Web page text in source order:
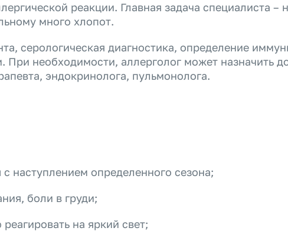
реакции. Главная задача специалиста –
много хлопот.
серологическая диагностика, определение
При необходимости, аллерголог может назначить
эндокринолога, пульмонолога.
наступлением определенного сезона;
боли в груди;
на яркий свет;